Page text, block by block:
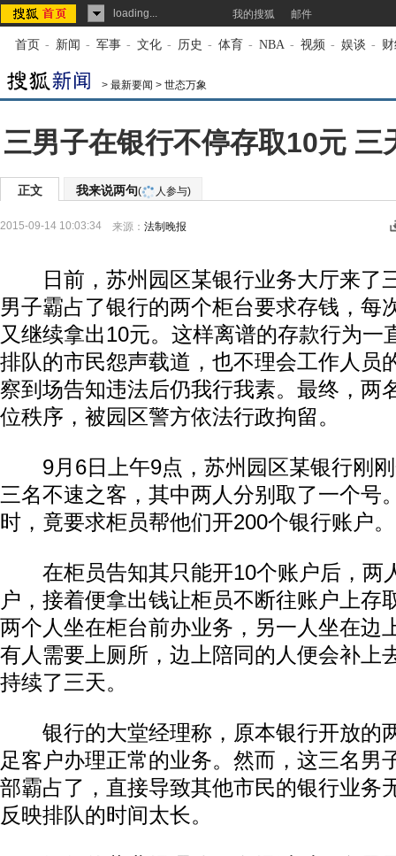
loading... 我的搜狐 邮件
首页 - 新闻 - 军事 - 文化 - 历史 - 体育 - NBA - 视频 - 娱谈 -
> 最新要闻 > 世态万象
三男子在银行不停存取10元 三
正文 我来说两句( 人参与)
2015-09-14 10:03:34 来源： 法制晚报
日前，苏州园区某银行业务大厅来了
男子霸占了银行的两个柜台要求存钱，每
又继续拿出10元。这样离谱的存款行为一
排队的市民怨声载道，也不理会工作人员
察到场告知违法后仍我行我素。最终，两
位秩序，被园区警方依法行政拘留。
9月6日上午9点，苏州园区某银行刚刚
三名不速之客，其中两人分别取了一个号
时，竟要求柜员帮他们开200个银行账户。
在柜员告知其只能开10个账户后，两
户，接着便拿出钱让柜员不断往账户上存
两个人坐在柜台前办业务，另一人坐在边
有人需要上厕所，边上陪同的人便会补上
持续了三天。
银行的大堂经理称，原本银行开放的
足客户办理正常的业务。然而，这三名男
部霸占了，直接导致其他市民的银行业务
反映排队的时间太长。